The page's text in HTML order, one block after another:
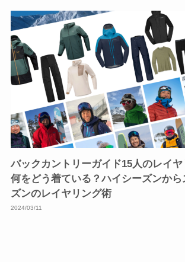
バックカントリーガイド15人のレイヤ
何をどう着ている？ハイシーズンか
ズンのレイヤリング術
2024/03/11